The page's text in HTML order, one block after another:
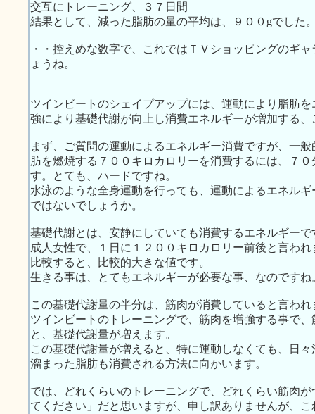
交互にトレーニング、３７日間
結果として、減った脂肪の量の平均は、９００gでした
・・控えめな数字で、これではＴＶショッピングのギ
ょうね。
ツインビートのシェイプアップには、運動により脂肪
強により基礎代謝が向上し消費エネルギーが増加する
まず、ご質問の運動によるエネルギー消費ですが、一
肪を燃焼する７００キロカロリーを消費するには、７
す。とても、ハードですね。
水泳のような全身運動を行っても、運動によるエネル
ではないでしょうか。
基礎代謝とは、安静にしていても消費するエネルギーで
成人女性で、１日に１２００キロカロリー前後と言わ
比較すると、比較的大きな値です。
生きる事は、とてもエネルギーが必要な事、なのですね
この基礎代謝量の半分は、筋肉が消費していると言われ
ツインビートのトレーニングで、筋肉を増強する事で
と、基礎代謝量が増えます。
この基礎代謝量が増えると、特に運動しなくても、日
溜まった脂肪も消費される方法に向かいます。
では、どれくらいのトレーニングで、どれくらい筋肉
てください」だと思いますが、申し訳ありませんが、